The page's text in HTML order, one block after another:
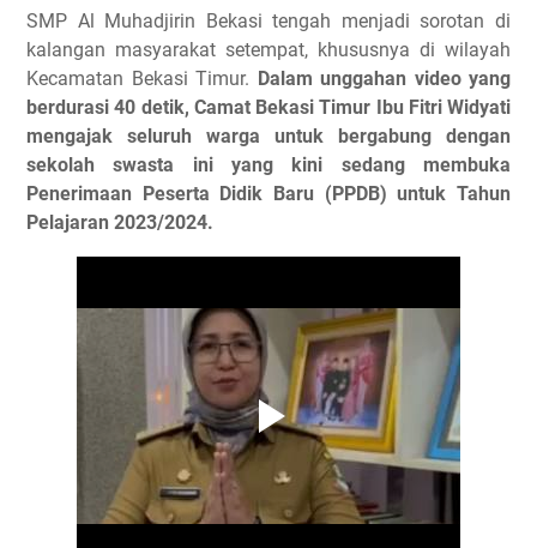
SMP Al Muhadjirin Bekasi tengah menjadi sorotan di
kalangan masyarakat setempat, khususnya di wilayah
Kecamatan Bekasi Timur. Dalam unggahan video yang
berdurasi 40 detik, Camat Bekasi Timur Ibu Fitri Widyati
mengajak seluruh warga untuk bergabung dengan
sekolah swasta ini yang kini sedang membuka
Penerimaan Peserta Didik Baru (PPDB) untuk Tahun
Pelajaran 2023/2024.